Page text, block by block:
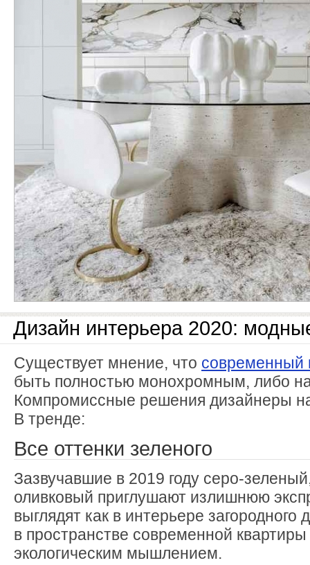
Дизайн интерьера 2020:
Существует мнение, что современный
быть полностью монохромным, либо
Компромиссные решения дизайнеры
В тренде:
Все оттенки зеленого
Зазвучавшие в 2019 году серо-
оливковый приглушают излишнюю
выглядят как в интерьере загородного
в пространстве современной
экологическим мышлением.